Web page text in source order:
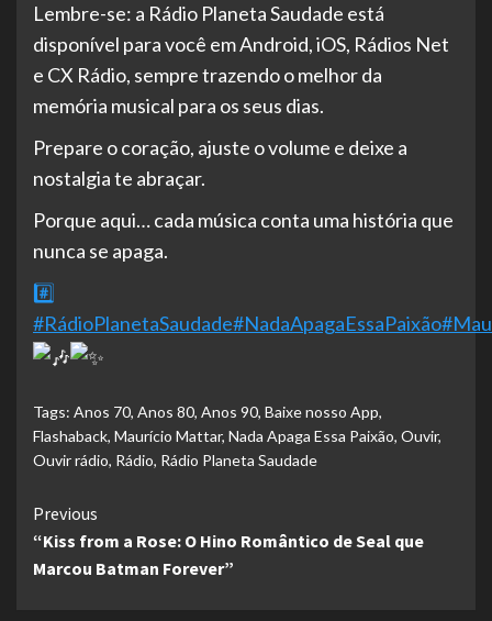
Lembre-se: a Rádio Planeta Saudade está
disponível para você em Android, iOS, Rádios Net
e CX Rádio, sempre trazendo o melhor da
memória musical para os seus dias.
Prepare o coração, ajuste o volume e deixe a
nostalgia te abraçar.
Porque aqui… cada música conta uma história que
nunca se apaga.
#️
#RádioPlanetaSaudade#NadaApagaEssaPaixão
Tags: Anos 70, Anos 80, Anos 90, Baixe nosso App,
Flashaback, Maurício Mattar, Nada Apaga Essa Paixão, Ouvir,
Ouvir rádio, Rádio, Rádio Planeta Saudade
Continue
Reading
Previous
“Kiss from a Rose: O Hino Romântico de Seal que
Marcou Batman Forever”